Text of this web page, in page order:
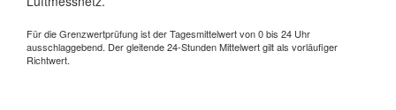
Für die Grenzwertprüfung ist der Tagesmittelwert von 0 bis 24 Uhr
ausschlaggebend. Der gleitende 24-Stunden Mittelwert gilt als vorläufiger
Richtwert.